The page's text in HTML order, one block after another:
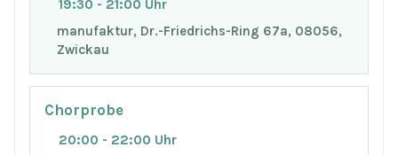
19:30 - 21:00 Uhr
manufaktur, Dr.-Friedrichs-Ring 67a, 08056,
Zwickau
Chorprobe
20:00 - 22:00 Uhr